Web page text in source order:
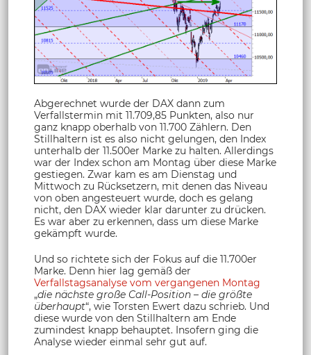
Abgerechnet wurde der DAX dann zum
Verfallstermin mit 11.709,85 Punkten, also nur
ganz knapp oberhalb von 11.700 Zählern. Den
Stillhaltern ist es also nicht gelungen, den Index
unterhalb der 11.500er Marke zu halten. Allerdings
war der Index schon am Montag über diese Marke
gestiegen. Zwar kam es am Dienstag und
Mittwoch zu Rücksetzern, mit denen das Niveau
von oben angesteuert wurde, doch es gelang
nicht, den DAX wieder klar darunter zu drücken.
Es war aber zu erkennen, dass um diese Marke
gekämpft wurde.
Und so richtete sich der Fokus auf die 11.700er
Marke. Denn hier lag gemäß der
Verfallstagsanalyse vom vergangenen Montag
„die nächste große Call-Position – die größte
überhaupt“, wie Torsten Ewert dazu schrieb. Und
diese wurde von den Stillhaltern am Ende
zumindest knapp behauptet. Insofern ging die
Analyse wieder einmal sehr gut auf.